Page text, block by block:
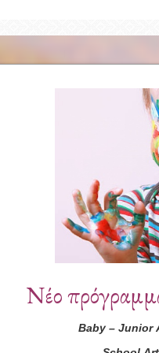
Νέο
Baby– Junior